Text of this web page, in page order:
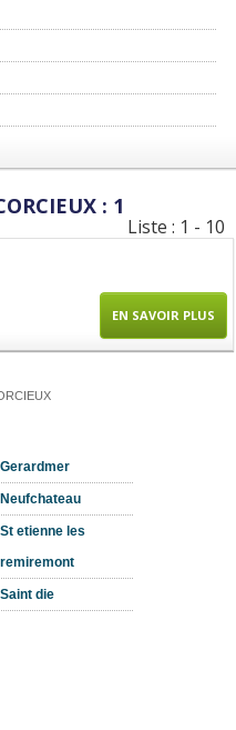
: 1
Liste : 1 - 10
EN SAVOIR PLUS
Gerardmer
Neufchateau
St etienne les
remiremont
Saint die